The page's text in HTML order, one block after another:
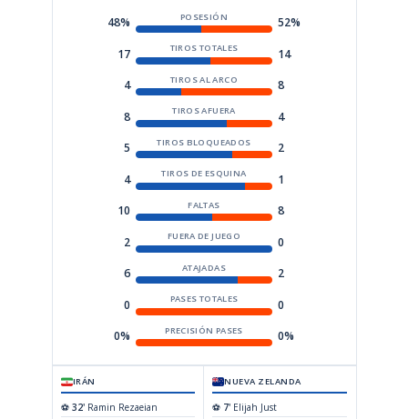
48% POSESIÓN 52%
17 TIROS TOTALES 14
4 TIROS AL ARCO 8
8 TIROS AFUERA 4
5 TIROS BLOQUEADOS 2
4 TIROS DE ESQUINA 1
10 FALTAS 8
2 FUERA DE JUEGO 0
6 ATAJADAS 2
0 PASES TOTALES 0
0% PRECISIÓN PASES 0%
IRÁN
⚽ 32'Ramin Rezaeian
NUEVA ZELANDA
⚽ 7' Elijah Just